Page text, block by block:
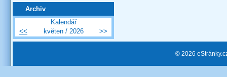
Archiv
Kalendář
<<
květen / 2026 >>
© 2026